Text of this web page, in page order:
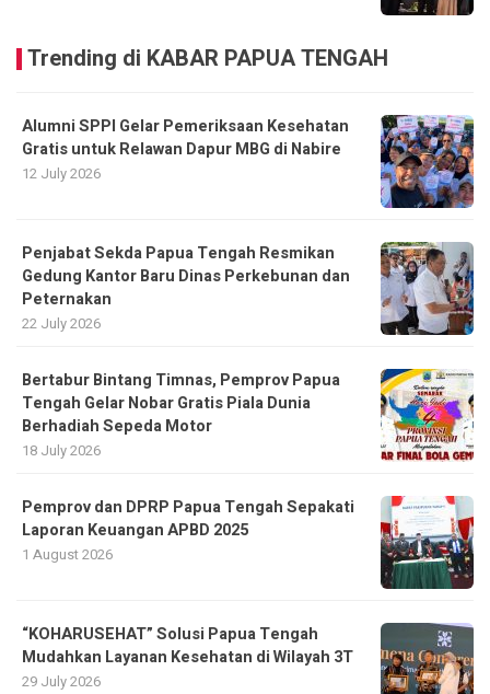
Trending di KABAR PAPUA TENGAH
Alumni SPPI Gelar Pemeriksaan Kesehatan
Gratis untuk Relawan Dapur MBG di Nabire
12 July 2026
Penjabat Sekda Papua Tengah Resmikan
Gedung Kantor Baru Dinas Perkebunan dan
Peternakan
22 July 2026
Bertabur Bintang Timnas, Pemprov Papua
Tengah Gelar Nobar Gratis Piala Dunia
Berhadiah Sepeda Motor
18 July 2026
Pemprov dan DPRP Papua Tengah Sepakati
Laporan Keuangan APBD 2025
1 August 2026
“KOHARUSEHAT” Solusi Papua Tengah
Mudahkan Layanan Kesehatan di Wilayah 3T
29 July 2026